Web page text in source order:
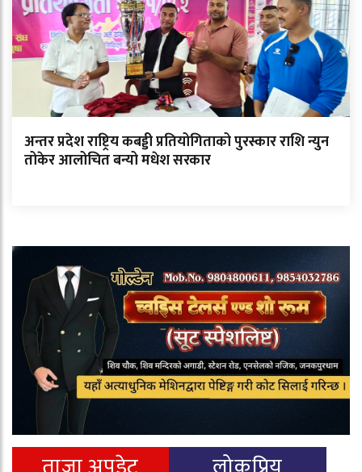
अन्तर प्रदेश राष्ट्रिय कबड्डी प्रतियोगिताको पुरस्कार राशि न्युन
तोकेर आलोचित बन्यो मधेश सरकार